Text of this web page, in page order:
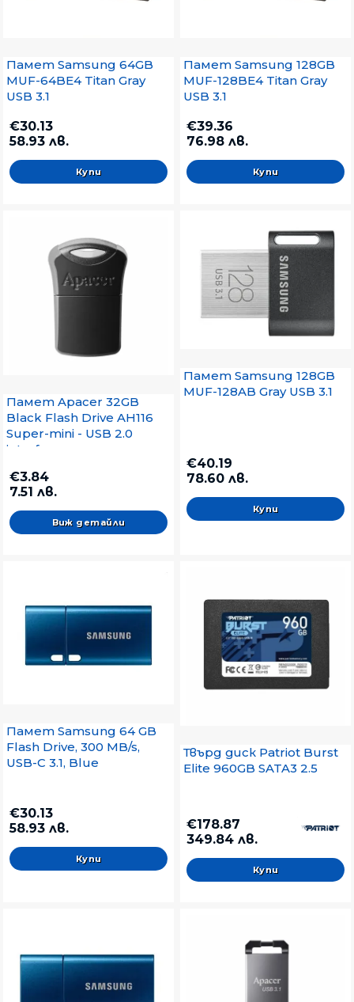
Памет Samsung 64GB
MUF-64BE4 Titan Gray
USB 3.1
€30.13
58.93 лв.
Памет Samsung 128GB
MUF-128BE4 Titan Gray
USB 3.1
€39.36
76.98 лв.
Памет Apacer 32GB
Black Flash Drive AH116
Super-mini - USB 2.0
interface
€3.84
7.51 лв.
Виж детайли
Памет Samsung 128GB
MUF-128AB Gray USB 3.1
€40.19
78.60 лв.
Памет Samsung 64 GB
Flash Drive, 300 MB/s,
USB-C 3.1, Blue
€30.13
58.93 лв.
Твърд диск Patriot Burst
Elite 960GB SATA3 2.5
€178.87
349.84 лв.